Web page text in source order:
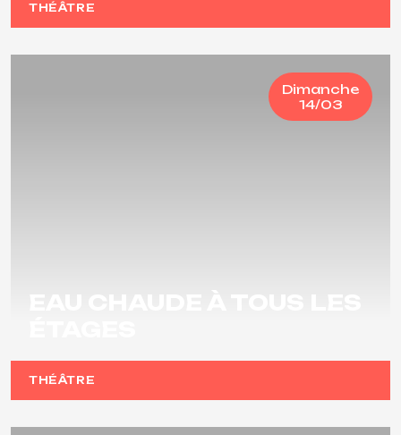
THÉÂTRE
Dimanche
14/03
THÉÂTRE